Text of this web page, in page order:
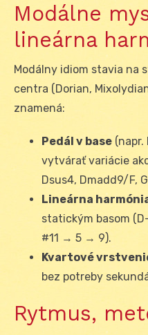
Modálne
lineárna
Modálny idiom stavia na
centra (Dorian,
znamená:
Pedál v base (napr.
vytvárať variácie
Dsus4, Dmadd9/F,
Lineárna
statickým basom
#11 → 5 → 9).
Kvartové
bez potreby
Rytmus,